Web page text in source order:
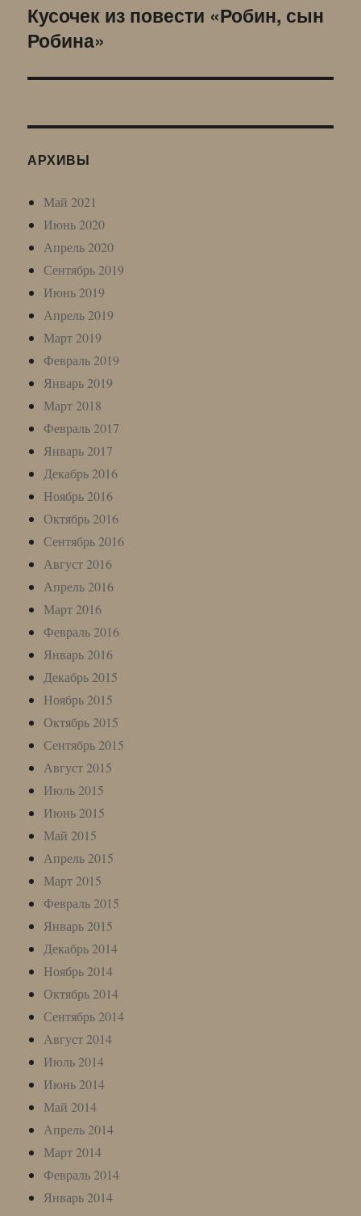
Следующая
запись:
Кусочек из повести «Робин, сын
Робина»
АРХИВЫ
Май 2021
Июнь 2020
Апрель 2020
Сентябрь 2019
Июнь 2019
Апрель 2019
Март 2019
Февраль 2019
Январь 2019
Март 2018
Февраль 2017
Январь 2017
Декабрь 2016
Ноябрь 2016
Октябрь 2016
Сентябрь 2016
Август 2016
Апрель 2016
Март 2016
Февраль 2016
Январь 2016
Декабрь 2015
Ноябрь 2015
Октябрь 2015
Сентябрь 2015
Август 2015
Июль 2015
Июнь 2015
Май 2015
Апрель 2015
Март 2015
Февраль 2015
Январь 2015
Декабрь 2014
Ноябрь 2014
Октябрь 2014
Сентябрь 2014
Август 2014
Июль 2014
Июнь 2014
Май 2014
Апрель 2014
Март 2014
Февраль 2014
Январь 2014